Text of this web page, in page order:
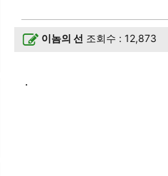
이놈의 선 조회수 : 12,873
.